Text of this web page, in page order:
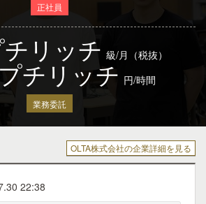
正社員
リッチ 級/月（税抜）
プチリッチ 円/時間
業務委託
OLTA株式会社の企業詳細を見る
22:38